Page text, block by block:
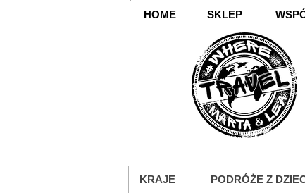
HOME SKLEP
KRAJE PODRÓŻE Z